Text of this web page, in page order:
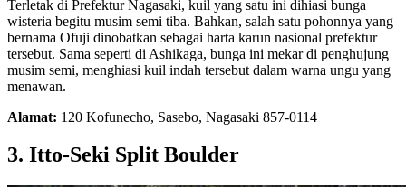
Terletak di Prefektur Nagasaki, kuil yang satu ini dihiasi bunga
wisteria begitu musim semi tiba. Bahkan, salah satu pohonnya yang
bernama Ofuji dinobatkan sebagai harta karun nasional prefektur
tersebut. Sama seperti di Ashikaga, bunga ini mekar di penghujung
musim semi, menghiasi kuil indah tersebut dalam warna ungu yang
menawan.
Alamat: 120 Kofunecho, Sasebo, Nagasaki 857-0114
3. Itto-Seki Split Boulder